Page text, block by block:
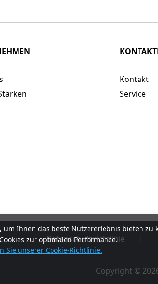
um Ihnen das beste Nutzererlebnis bieten zu
zur optimalen Performance.
Sie unserer Cookie-Richtlinie.
Kontakt
Service
Datenschutzrichtlinie |
Copyright ©